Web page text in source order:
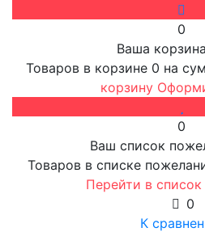
0
Ваша
Товаров в корзине 0 на
корзину
0
Ваш список
Товаров в списке
Перейти в
0
К